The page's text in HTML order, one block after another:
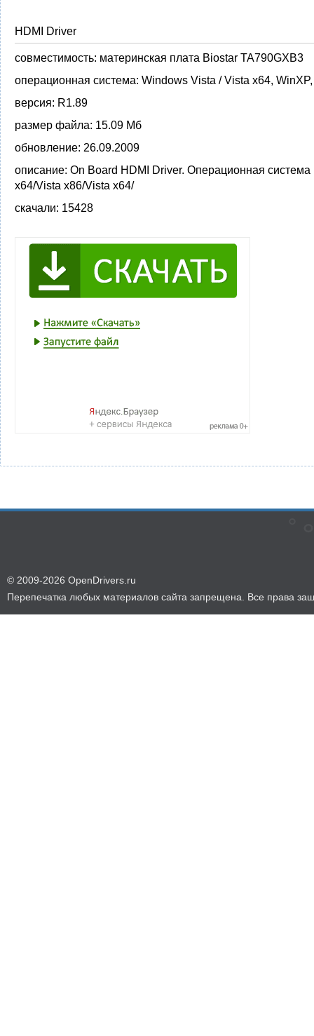
HDMI Driver
совместимость: материнская плата Biostar TA790GXB3
операционная система: Windows Vista / Vista x64,
версия: R1.89
размер файла: 15.09 Мб
обновление: 26.09.2009
описание: On Board HDMI Driver. Операционная
x64/Vista x86/Vista x64/
скачали: 15428
© 2009-2026 OpenDrivers.ru
Перепечатка любых материалов сайта запрещена. Все права